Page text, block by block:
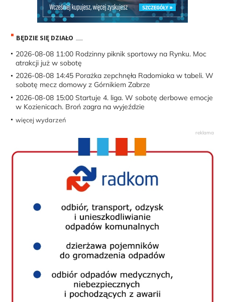
BĘDZIE SIĘ DZIAŁO
2026-08-08 11:00 Rodzinny piknik sportowy na Rynku. Moc
atrakcji już w sobotę
2026-08-08 14:45 Porażka zepchnęła Radomiaka w tabeli. W
sobotę mecz domowy z Górnikiem Zabrze
2026-08-08 15:00 Startuje 4. liga. W sobotę derbowe emocje
w Kozienicach. Broń zagra na wyjeździe
więcej wydarzeń